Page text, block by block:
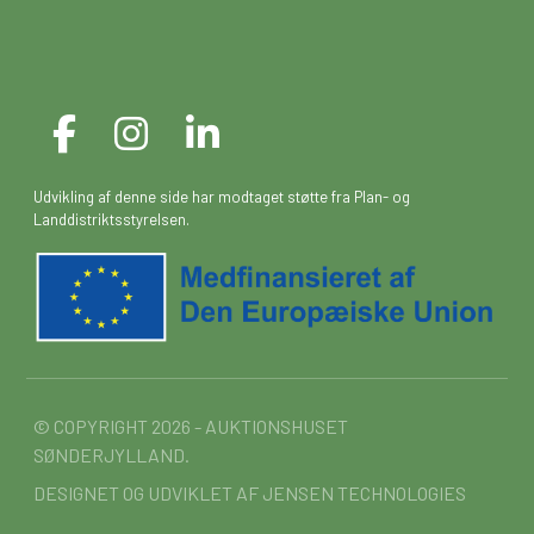
Udvikling af denne side har modtaget støtte fra Plan- og
Landdistriktsstyrelsen.
© COPYRIGHT 2026 - AUKTIONSHUSET
SØNDERJYLLAND.
DESIGNET OG UDVIKLET AF JENSEN TECHNOLOGIES